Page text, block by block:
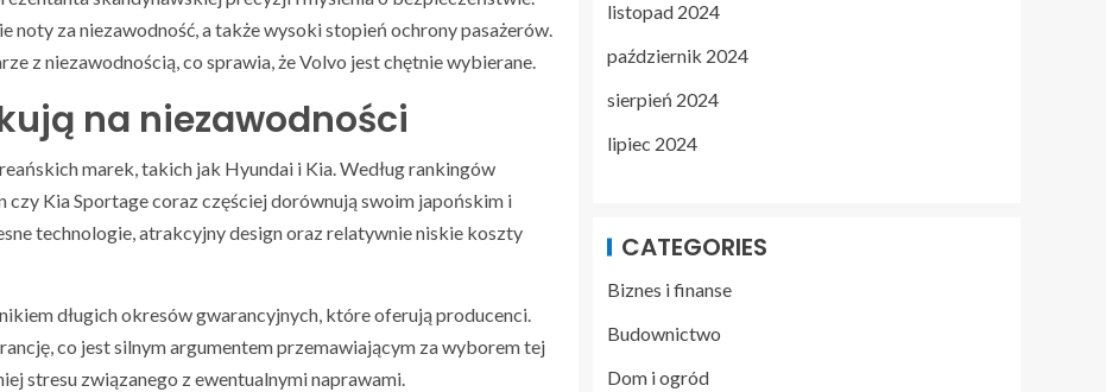
za niezawodność, a także wysoki stopień ochrony pasażerów.
z niezawodnością, co sprawia, że Volvo jest chętnie wybierane.
na niezawodności
marek, takich jak Hyundai i Kia. Według rankingów
Kia Sportage coraz częściej dorównują swoim japońskim i
technologie, atrakcyjny design oraz relatywnie niskie koszty
długich okresów gwarancyjnych, które oferują producenci.
co jest silnym argumentem przemawiającym za wyborem tej
stresu związanego z ewentualnymi naprawami.
listopad 2024
październik 2024
sierpień 2024
lipiec 2024
CATEGORIES
Biznes i finanse
Budownictwo
Dom i ogród